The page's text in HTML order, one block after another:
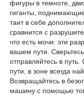
фигуры в темноте,
гиганты,
таит в себе
сравнится с
что есть мочи: эти
вашем пути.
отправляйтесь в
пути, в зоне всегда
Возвращайтесь в
машину с помощью